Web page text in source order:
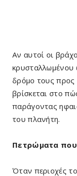
Αν αυτοί οι
κρυσταλλωμένου
δρόμο τους προς
βρίσκεται στο
παράγοντας
του πλανήτη.
Πετρώματα
Όταν περιοχές